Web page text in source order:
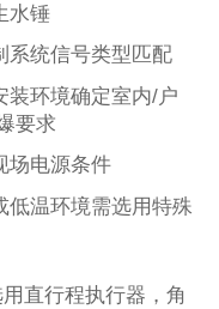
水锤
系统信号类型匹配
装环境确定室内/户
要求
场电源条件
低温环境需选用特殊
直行程执行器，角